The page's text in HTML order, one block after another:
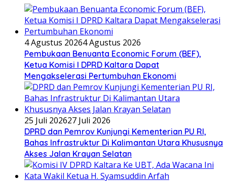
4 Agustus 20264 Agustus 2026
Pembukaan Benuanta Economic Forum (BEF),
Ketua Komisi I DPRD Kaltara Dapat
Mengakselerasi Pertumbuhan Ekonomi
25 Juli 202627 Juli 2026
DPRD dan Pemrov Kunjungi Kementerian PU RI,
Bahas Infrastruktur Di Kalimantan Utara Khususnya
Akses Jalan Krayan Selatan